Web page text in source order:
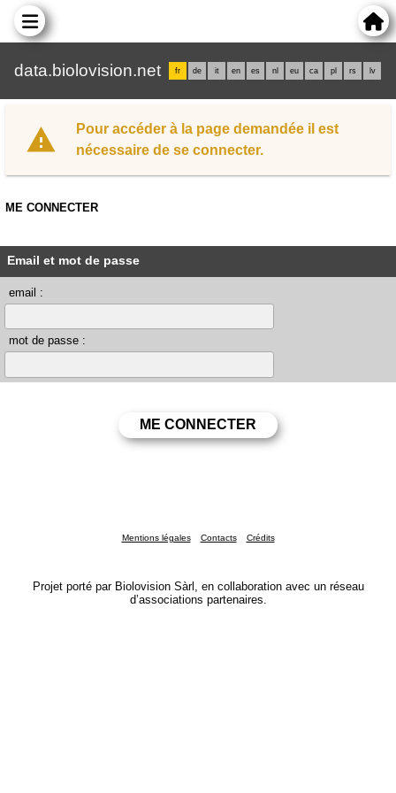
data.biolovision.net fr de it en es nl eu ca pl rs lv
Pour accéder à la page demandée il est
nécessaire de se connecter.
ME CONNECTER
Email et mot de passe
email :
mot de passe :
Mentions légales Contacts Crédits
Projet porté par Biolovision Sàrl, en collaboration avec un réseau
d’associations partenaires.